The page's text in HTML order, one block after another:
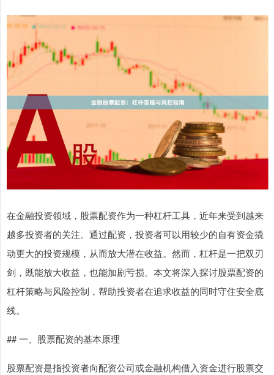
在金融投资领域，股票配资作为一种杠杆工具，近年来受到越来
越多投资者的关注。通过配资，投资者可以用较少的自有资金撬
动更大的投资规模，从而放大潜在收益。然而，杠杆是一把双刃
剑，既能放大收益，也能加剧亏损。本文将深入探讨股票配资的
杠杆策略与风险控制，帮助投资者在追求收益的同时守住安全底
线。
## 一、股票配资的基本原理
股票配资是指投资者向配资公司或金融机构借入资金进行股票交